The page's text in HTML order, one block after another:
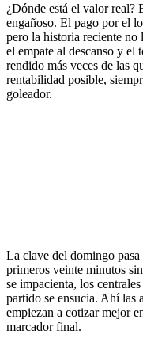
¿Dónde está el valor real?
engañoso. El pago por el
pero la historia reciente no
el empate al descanso y el
rendido más veces de las
rentabilidad posible,
goleador.
La clave del domingo
primeros veinte minutos
se impacienta, los
partido se ensucia. Ahí las
empiezan a cotizar mejor
marcador final.